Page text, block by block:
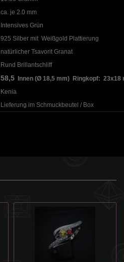
ca. je 2.0 mm
Intensives Grün
925 Silber mit Weißgold Plattierung
natürlicher Tsavorit Granat
Rund Brillantschliff
58,5
Innen (Ø 18,5 mm) Ringkopf: 23x18
Kenia
Lieferung im Schmuckbeutel / Box